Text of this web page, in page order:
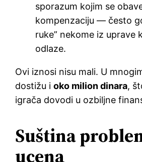
sporazum kojim se
kompenzaciju — često
ruke” nekome iz uprave
odlaze.
Ovi iznosi nisu mali. U
dostižu ioko milion dinara,
igrača dovodi u ozbiljne
Suština
ucena